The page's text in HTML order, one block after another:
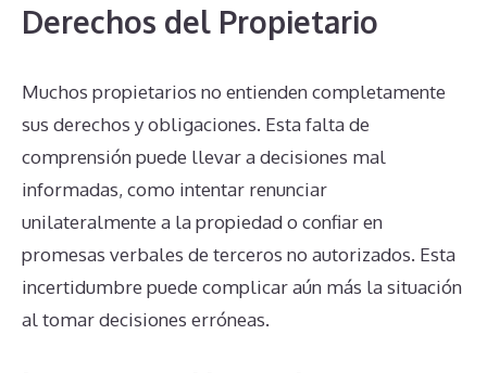
Derechos del Propietario
Muchos propietarios no entienden completamente
sus derechos y obligaciones. Esta falta de
comprensión puede llevar a decisiones mal
informadas, como intentar renunciar
unilateralmente a la propiedad o confiar en
promesas verbales de terceros no autorizados. Esta
incertidumbre puede complicar aún más la situación
al tomar decisiones erróneas.